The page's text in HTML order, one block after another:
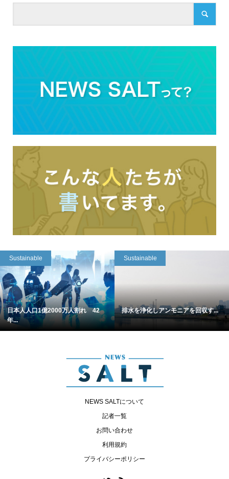
Sustainable
日本人人口1億2000万人割れ 42
年...
Sustainable
排水を浄化しアンモニアを回収す...
NEWS SALTについて
記者一覧
お問い合わせ
利用規約
プライバシーポリシー